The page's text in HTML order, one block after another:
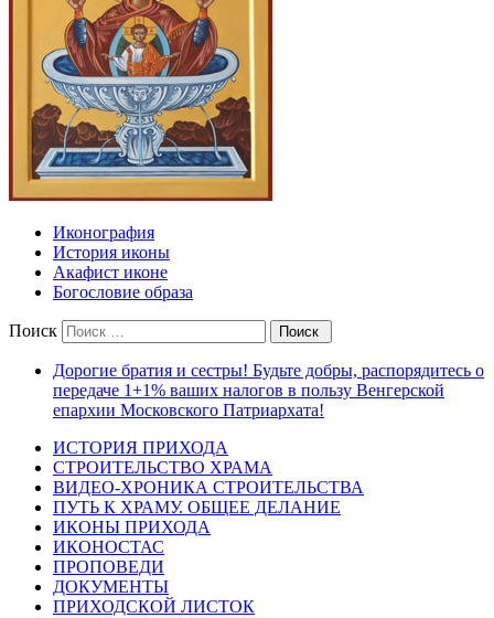
Иконография
История иконы
Акафист иконе
Богословие образа
Поиск
Дорогие братия и сестры! Будьте добры, распорядитесь о
передаче 1+1% ваших налогов в пользу Венгерской
епархии Московского Патриархата!
ИСТОРИЯ ПРИХОДА
СТРОИТЕЛЬСТВО ХРАМА
ВИДЕО-ХРОНИКА СТРОИТЕЛЬСТВА
ПУТЬ К ХРАМУ. ОБЩЕЕ ДЕЛАНИЕ
ИКОНЫ ПРИХОДА
ИКОНОСТАС
ПРОПОВЕДИ
ДОКУМЕНТЫ
ПРИХОДСКОЙ ЛИСТОК